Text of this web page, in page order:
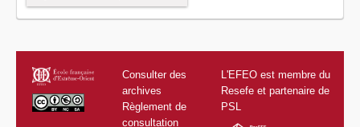
Consulter des
archives
Règlement de
consultation
L'EFEO est membre du
Resefe et partenaire de
PSL